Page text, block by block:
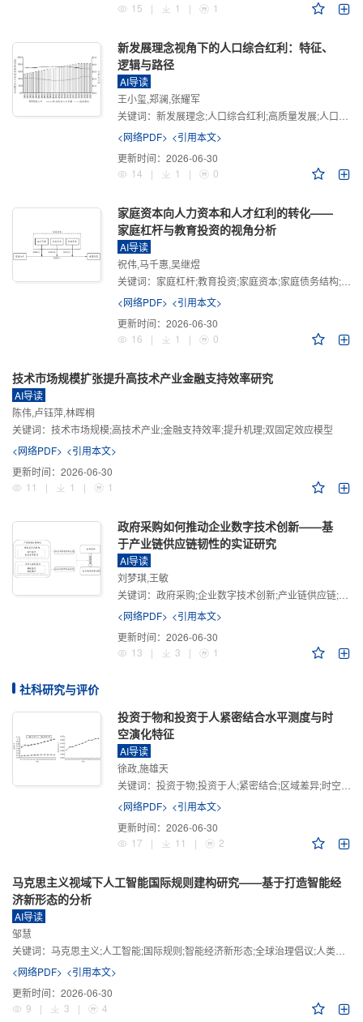
15
| 1 | 1
新发展理念视角下的人口综合红利：特征、
逻辑与路径
AI导读
王小玺,郑澜,张耀军
关键词： 新发展理念;人口综合红利;高质量发展;人口政策;中国式现代化
<网络PDF> <引用本文>
更新时间： 2026-06-30
14
| 1 | 0
家庭资本向人力资本和人才红利的转化——
家庭杠杆与教育投资的视角分析
AI导读
祝伟,马千惠,吴继煜
关键词： 家庭杠杆;教育投资;家庭资本;家庭债务结构;CHFS
<网络PDF> <引用本文>
更新时间： 2026-06-30
16
| 1 | 0
技术市场规模扩张提升高技术产业金融支持效率研究
AI导读
陈伟,卢钰萍,林晖桐
关键词： 技术市场规模;高技术产业;金融支持效率;提升机理;双固定效应模型
<网络PDF> <引用本文>
更新时间： 2026-06-30
11
| 1 | 1
政府采购如何推动企业数字技术创新——基
于产业链供应链韧性的实证研究
AI导读
刘梦琪,王敏
关键词： 政府采购;企业数字技术创新;产业链供应链;产业链供应链韧性;需求侧财政政策
<网络PDF> <引用本文>
更新时间： 2026-06-30
13
| 3 | 1
社科研究与评价
投资于物和投资于人紧密结合水平测度与时
空演化特征
AI导读
徐政,施雄天
关键词： 投资于物;投资于人;紧密结合;区域差异;时空演化
<网络PDF> <引用本文>
更新时间： 2026-06-30
17
| 11 | 2
马克思主义视域下人工智能国际规则建构研究——基于打造智能经
济新形态的分析
AI导读
邹慧
关键词： 马克思主义;人工智能;国际规则;智能经济新形态;全球治理倡议;人类命运共同体
<网络PDF> <引用本文>
更新时间： 2026-06-30
9
| 3 | 4